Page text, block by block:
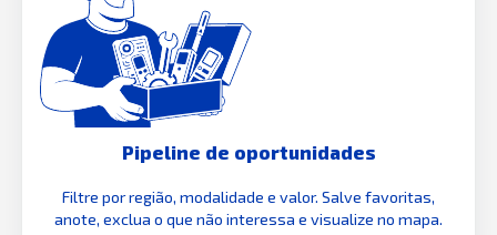
Pipeline de oportunidades
Filtre por região, modalidade e valor. Salve favoritas,
anote, exclua o que não interessa e visualize no mapa.